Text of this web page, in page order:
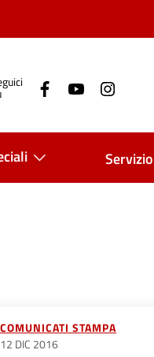
COMUNICATI STAMPA
12 DIC 2016